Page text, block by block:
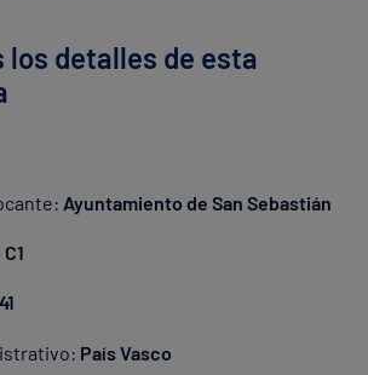
los detalles de esta
Ayuntamiento de San Sebastián
41
País Vasco